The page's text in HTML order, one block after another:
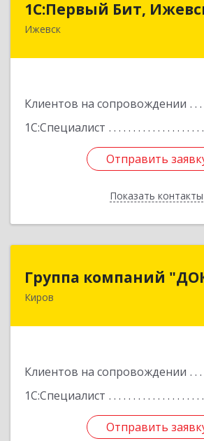
1С:Первый Бит,
Ижевск
Клиентов на сопровождении
1С:Специалист
Отправить
Показать контакты
Отправить
Назад
Группа компаний
Киров
Клиентов на сопровождении
1С:Специалист
Отправить
Группа
610017, Кировская обл, Киров
Отправить